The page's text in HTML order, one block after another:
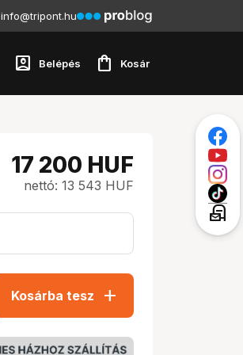
info@tripont.hu
account_box Belépés shopping_bag Kosár
17 200 HUF
nettó: 13 543 HUF
Kosárba tesz add
local_post_office